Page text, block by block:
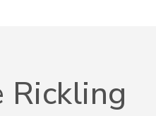
Rickling